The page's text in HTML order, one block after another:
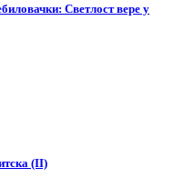
Светлост вере у
(II)